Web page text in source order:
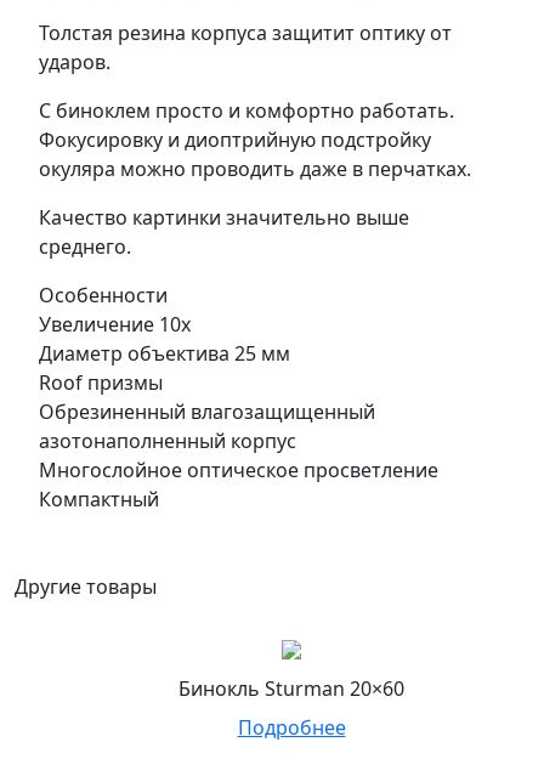
Толстая резина корпуса защитит оптику от
ударов.
С биноклем просто и комфортно работать.
Фокусировку и диоптрийную подстройку
окуляра можно проводить даже в перчатках.
Качество картинки значительно выше
среднего.
Особенности
Увеличение 10х
Диаметр объектива 25 мм
Roof призмы
Обрезиненный влагозащищенный
азотонаполненный корпус
Многослойное оптическое просветление
Компактный
Другие товары
Бинокль Sturman 20×60
Подробнее